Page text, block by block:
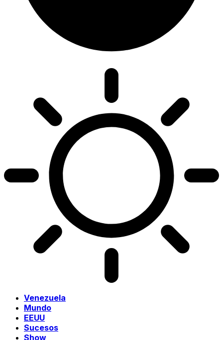
Venezuela
Mundo
EEUU
Sucesos
Show